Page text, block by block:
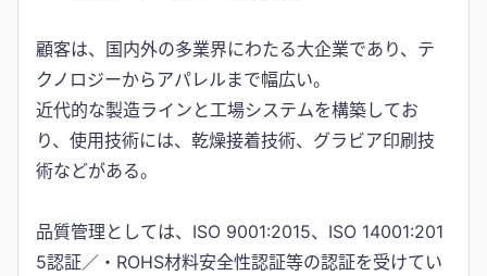
顧客は、国内外の多業界にわたる大企業であり、テ
クノロジーからアパレルまで幅広い。
近代的な製造ラインと工場システムを構築してお
り、使用技術には、乾燥接着技術、グラビア印刷技
術などがある。
品質管理としては、ISO 9001:2015、ISO 14001:201
5認証／・ROHS材料安全性認証等の認証を受けてい